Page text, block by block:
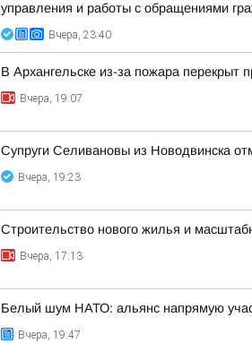
управления и работы с обращениями
Вчера, 23:40
В Архангельске из-за пожара перекрыт
Вчера, 19:07
Супруги Селивановы из Новодвинска
Вчера, 19:23
Строительство нового жилья и
Вчера, 17:13
Белый шум НАТО: альянс напрямую
Вчера, 19:47